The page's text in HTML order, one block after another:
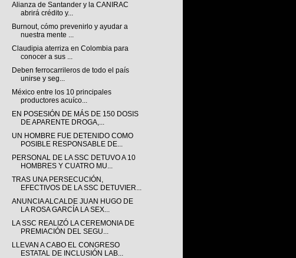
Alianza de Santander y la CANIRAC
abrirá crédito y...
Burnout, cómo prevenirlo y ayudar a
nuestra mente ...
Claudipia aterriza en Colombia para
conocer a sus ...
Deben ferrocarrileros de todo el país
unirse y seg...
México entre los 10 principales
productores acuíco...
EN POSESIÓN DE MÁS DE 150 DOSIS
DE APARENTE DROGA,...
UN HOMBRE FUE DETENIDO COMO
POSIBLE RESPONSABLE DE...
PERSONAL DE LA SSC DETUVO A 10
HOMBRES Y CUATRO MU...
TRAS UNA PERSECUCIÓN,
EFECTIVOS DE LA SSC DETUVIER...
ANUNCIA ALCALDE JUAN HUGO DE
LA ROSA GARCÍA LA SEX...
LA SSC REALIZÓ LA CEREMONIA DE
PREMIACIÓN DEL SEGU...
LLEVAN A CABO EL CONGRESO
ESTATAL DE INCLUSIÓN LAB...